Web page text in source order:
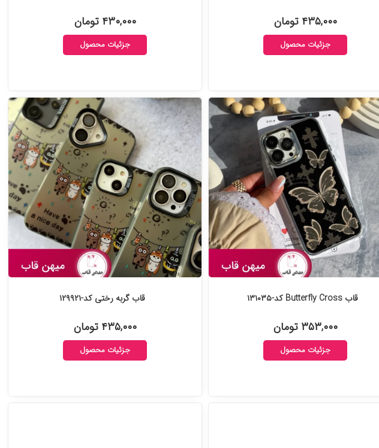
۴۳۵,۰۰۰ تومان
جزئیات محصول
۴۳۰,۰۰۰ تومان
جزئیات محصول
قاب Butterfly Cross کد-۱۳۱۰۳۵
۳۵۳,۰۰۰ تومان
جزئیات محصول
قاب گربه رختی کد-۱۲۹۹۲۱
۴۳۵,۰۰۰ تومان
جزئیات محصول